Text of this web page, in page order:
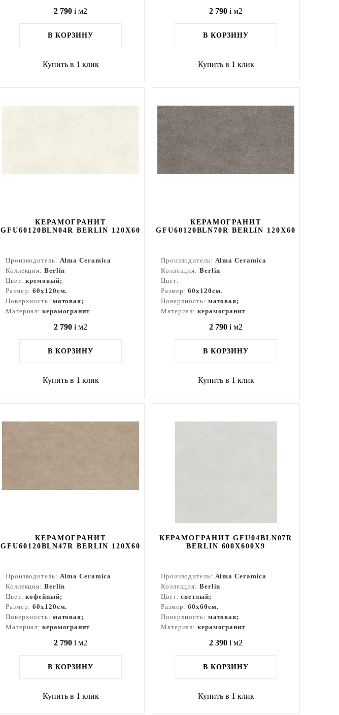
2 790 i м2
В КОРЗИНУ
Купить в 1 клик
2 790 i м2
В КОРЗИНУ
Купить в 1 клик
КЕРАМОГРАНИТ
GFU60120BLN04R BERLIN 120X60
Производитель: Alma Ceramica
Коллекция: Berlin
Цвет:кремовый;
Размер:60x120см.
Поверхность: матовая;
Материал: керамогранит
2 790 i м2
В КОРЗИНУ
Купить в 1 клик
КЕРАМОГРАНИТ
GFU60120BLN70R BERLIN 120X60
Производитель: Alma Ceramica
Коллекция: Berlin
Цвет:
Размер:60x120см.
Поверхность: матовая;
Материал: керамогранит
2 790 i м2
В КОРЗИНУ
Купить в 1 клик
КЕРАМОГРАНИТ
GFU60120BLN47R BERLIN 120X60
Производитель: Alma Ceramica
Коллекция: Berlin
Цвет:кофейный;
Размер:60x120см.
Поверхность: матовая;
Материал: керамогранит
2 790 i м2
В КОРЗИНУ
Купить в 1 клик
КЕРАМОГРАНИТ GFU04BLN07R
BERLIN 600X600X9
Производитель: Alma Ceramica
Коллекция: Berlin
Цвет:светлый;
Размер:60x60см.
Поверхность: матовая;
Материал: керамогранит
2 390 i м2
В КОРЗИНУ
Купить в 1 клик